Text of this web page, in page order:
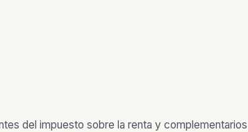
del impuesto sobre la renta y